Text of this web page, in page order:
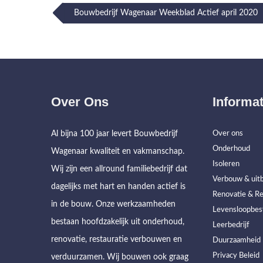
Post
navigation
Bouwbedrijf Wagenaar Weekblad Actief april 2020
Over Ons
Al bijna 100 jaar levert Bouwbedrijf
Wagenaar kwaliteit en vakmanschap.
Wij zijn een allround familiebedrijf dat
dagelijks met hart en handen actief is
in de bouw. Onze werkzaamheden
bestaan hoofdzakelijk uit onderhoud,
renovatie, restauratie verbouwen en
verduurzamen. Wij bouwen ook graag
Over ons
Onderhoud
Isoleren
Verbouw &
Renovatie &
Leerbedrijf
Duurzaamheid
Privacy Beleid